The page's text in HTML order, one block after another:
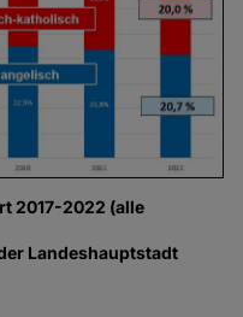
2017-2022 (alle
Landeshauptstadt